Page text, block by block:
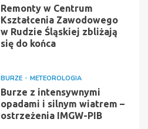
Remonty w Centrum
Kształcenia Zawodowego
w Rudzie Śląskiej zbliżają
się do końca
BURZE METEOROLOGIA
Burze z intensywnymi
opadami i silnym wiatrem –
ostrzeżenia IMGW-PIB